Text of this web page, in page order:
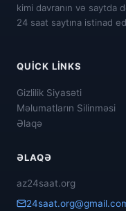
kimi davranın və saytda
24 saat saytına istinad
QUICK LINKS
Gizlilik Siyasəti
Məlumatların Silinməsi
Əlaqə
ƏLAQƏ
az24saat.org